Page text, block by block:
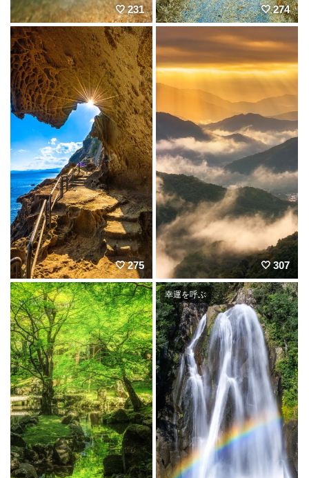
231 274
275 307
幸運を呼ぶ